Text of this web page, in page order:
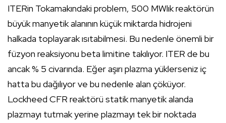
ITERin Tokamakındaki problem, 500 MWlık reaktörün
büyük manyetik alanının küçük miktarda hidrojeni
halkada toplayarak ısıtabilmesi. Bu nedenle önemli bir
füzyon reaksiyonu beta limitine takılıyor. ITER de bu
ancak % 5 civarında. Eğer aşırı plazma yüklerseniz iç
hatta bu dağılıyor ve bu nedenle alan çöküyor.
Lockheed CFR reaktörü statik manyetik alanda
plazmayı tutmak yerine plazmayı tek bir noktada